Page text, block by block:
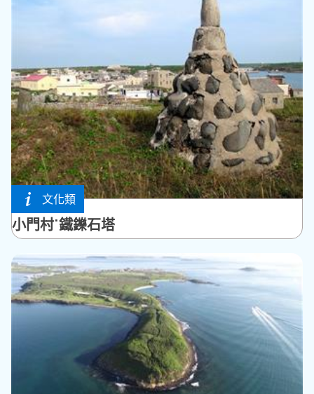
文化類
西嶼鄉
小門村˙鐵鑠石塔